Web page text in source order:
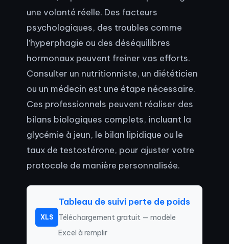
une volonté réelle. Des facteurs
psychologiques, des troubles comme
l’hyperphagie ou des déséquilibres
hormonaux peuvent freiner vos efforts.
Consulter un nutritionniste, un diététicien
ou un médecin est une étape nécessaire.
Ces professionnels peuvent réaliser des
bilans biologiques complets, incluant la
glycémie à jeun, le bilan lipidique ou le
taux de testostérone, pour ajuster votre
protocole de manière personnalisée.
XLS
Tableau de suivi perte de poids
Téléchargement gratuit — modèle
Excel à remplir